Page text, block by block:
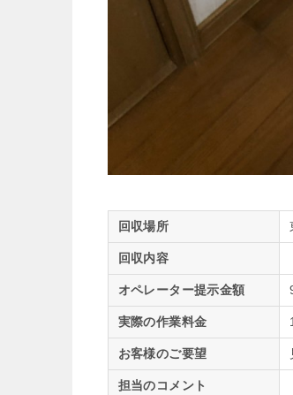
回収場所
回収内容
オペレーター提示金額
実際の作業料金
お客様のご要望
担当のコメント